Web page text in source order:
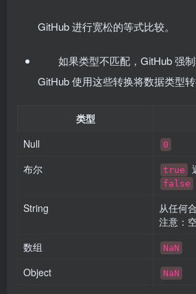
GitHub 进行宽松的等式比较。
如果类型不匹配，GitHub 强制
GitHub 使用这些转换将数据类型转
类型
Null
0
布尔 true
false
String
从任何
注意：
数组
NaN
Object NaN